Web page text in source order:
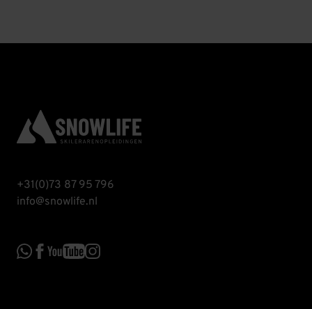
+31(0)73 87 95 796
info@snowlife.nl